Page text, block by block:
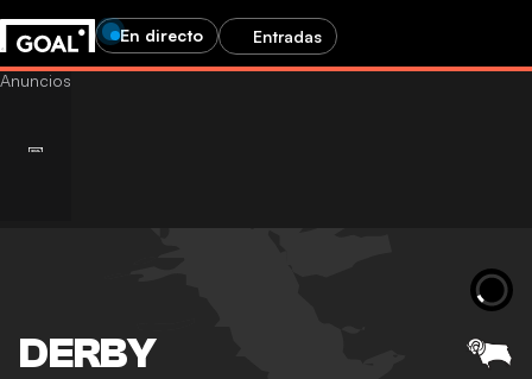
En directo Entradas
DERBY